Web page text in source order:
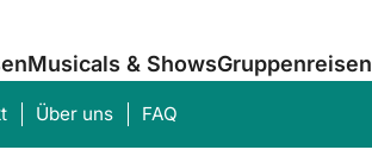
Musicals & ShowsGruppenreisen
Über uns FAQ